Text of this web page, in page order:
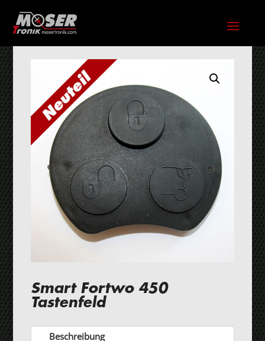
Smart Fortwo 450
Tastenfeld
Beschreibung